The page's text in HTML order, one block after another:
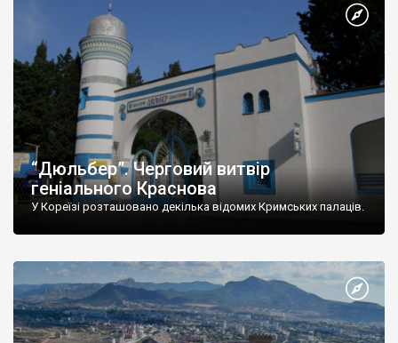
“Дюльбер”. Черговий витвір
геніального Краснова
У Кореїзі розташовано декілька відомих Кримських палаців.